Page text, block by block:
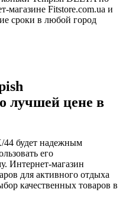
магазине Fitstore.com.ua и
сроки в любой город
лучшей цене в
будет надежным
его
Интернет-магазин
для активного отдыха
качественных товаров в